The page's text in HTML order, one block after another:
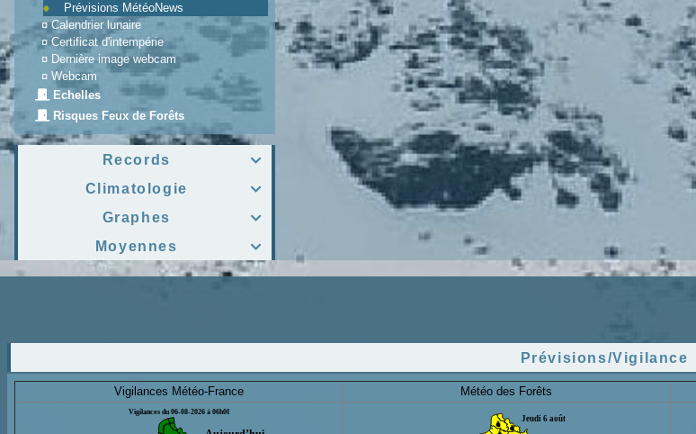
Prévisions MétéoNews
¤Calendrier lunaire
¤ Certificat d'intempérie
¤ Dernière image webcam
¤ Webcam
Echelles
Risques Feux de Forêts

Records

Climatologie

Graphes

Moyennes
Prévisions/Vigilance
Vigilances Météo-France Météo des Forêts